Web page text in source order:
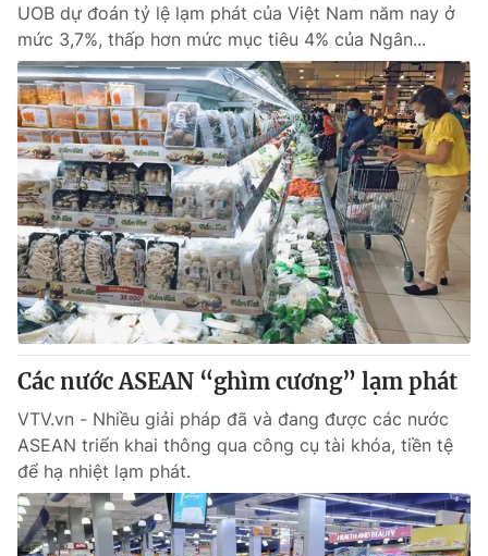
UOB dự đoán tỷ lệ lạm phát của Việt Nam năm nay ở
mức 3,7%, thấp hơn mức mục tiêu 4% của Ngân...
Các nước ASEAN “ghìm cương” lạm phát
VTV.vn - Nhiều giải pháp đã và đang được các nước
ASEAN triển khai thông qua công cụ tài khóa, tiền tệ
để hạ nhiệt lạm phát.